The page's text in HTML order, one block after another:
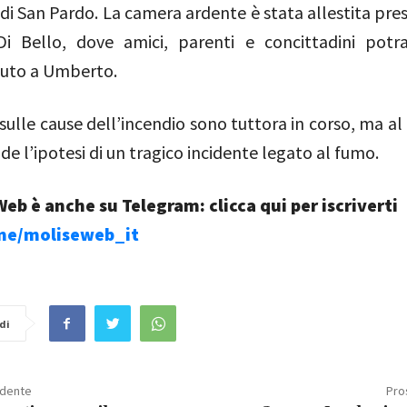
San Pardo. La camera ardente è stata allestita
Bello, dove amici, parenti e concittadini
a Umberto.
cause dell’incendio sono tuttora in corso, ma
l’ipotesi di un tragico incidente legato al fumo.
è anche su Telegram: clicca qui per iscriverti
moliseweb_it